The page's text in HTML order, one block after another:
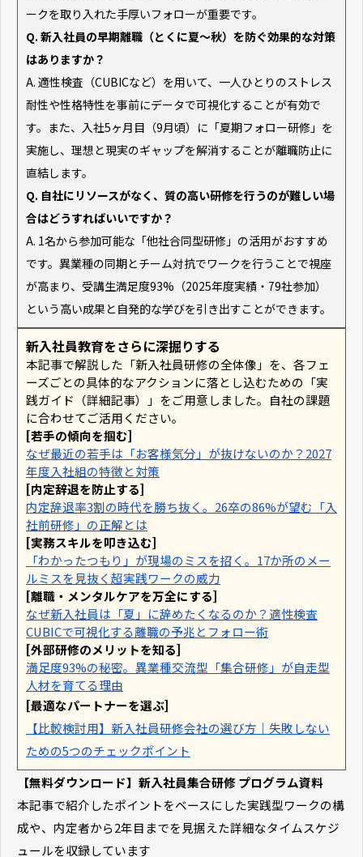
ークを取り入れた手厚いフォローが重要です。
Q. 新入社員の早期離職（とくに夏〜秋）を防ぐ効果的な対策
はありますか？
A. 適性検査（CUBICなど）を用いて、一人ひとりのストレス
耐性や性格特性を事前にデータで可視化することが有効で
す。また、入社5ヶ月目（9月頃）に「夏期フォロー研修」を
実施し、理想と現実のギャップを解消することが離職防止に
直結します。
Q. 自社にリソースがなく、質の高い研修を行うのが難しい場
合はどうすればいいですか？
A. 1名から参加可能な「他社合同型研修」の活用がおすすめ
です。異業種の同期とチーム対抗でワークを行うことで視座
が高まり、受講生満足度93%（2025年度実績・79社参加）
という高い成果と自発的な学びを引き出すことができます。
新入社員教育をさらに深掘りする
本記事で解説した「新入社員研修の全体像」を、各フェ
ーズごとの具体的なアクションに落とし込むための「実
践ガイド（詳細記事）」をご用意しました。自社の課題
に合わせてご活用ください。
[若手の傾向を掴む]
なぜ最近の若手は「お客様気分」が抜けないのか？2027
年度入社組の特徴と対策
[内定辞退を防止する]
内定辞退率3割の時代を勝ち抜く。26卒の86%が望む「入
社前研修」の正解とは
[実務スキルを叩き込む]
「わかったつもり」が現場のミスを招く。17か所のメー
ルミスを見抜く超実践ワークの威力
[離職・メンタルケアを万全にする]
なぜ新入社員は「夏」に辞めたくなるのか？適性検査
CUBICで可視化する離職の予兆とフォロー術
[外部研修のメリットを知る]
満足度93%の秘密。異業種交流型「集合研修」が自走型
人材を育てる理由
[最適なパートナーを選ぶ]
【比較検討用】新入社員研修会社の選び方｜失敗しない
ための5つのチェックポイント
【無料ダウンロード】新入社員集合研修 プログラム資料
本記事で紹介したポイントをベースにした実践型ワークの構
成や、内定者から2年目までを見据えた詳細なタイムスケジ
ュールを収録しています